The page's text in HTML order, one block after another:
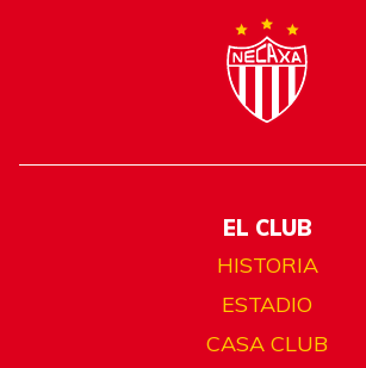
EL CLUB
HISTORIA
ESTADIO
CASA CLUB